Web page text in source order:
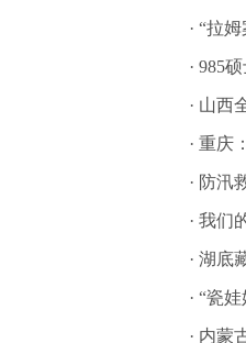
· “拉姆
· 985
· 山西
· 重庆
· 防汛
· 我们
· 湖底
· “瓷
· 内蒙